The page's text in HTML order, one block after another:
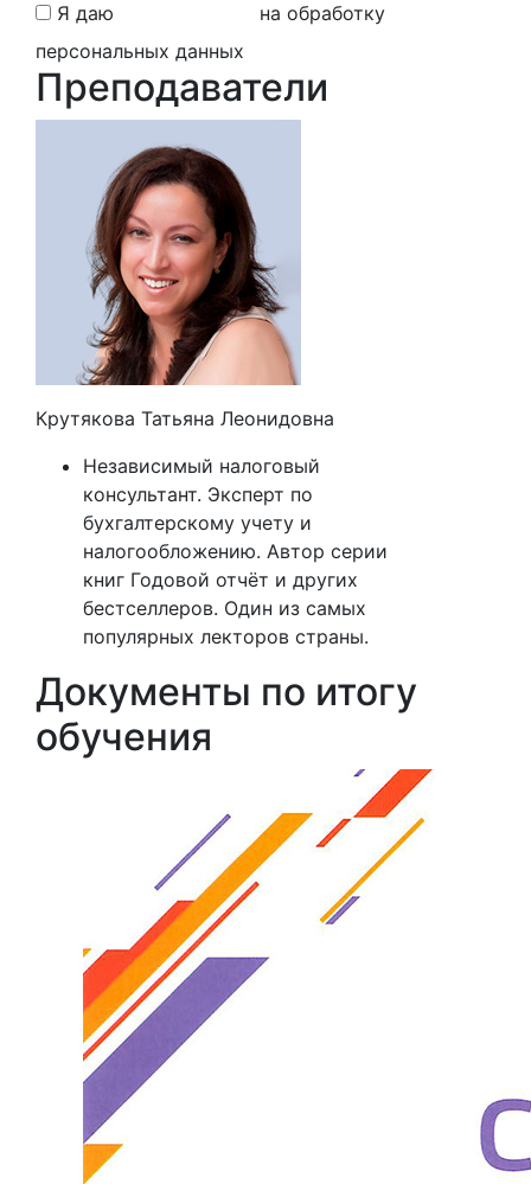
Я даю
на обработку
персональных данных
Преподаватели
Крутякова Татьяна Леонидовна
Независимый налоговый
консультант. Эксперт по
бухгалтерскому учету и
налогообложению. Автор серии
книг Годовой отчёт и других
бестселлеров. Один из самых
популярных лекторов страны.
Документы по итогу
обучения